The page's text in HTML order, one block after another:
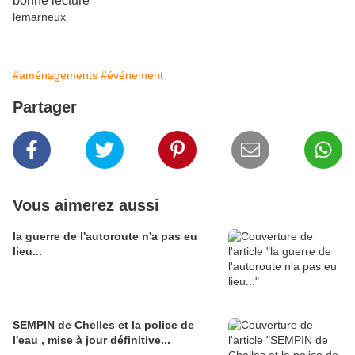
lemarneux
#aménagements #événement
Partager
Vous aimerez aussi
la guerre de l'autoroute n'a pas eu
lieu...
SEMPIN de Chelles et la police de
l'eau , mise à jour définitive...